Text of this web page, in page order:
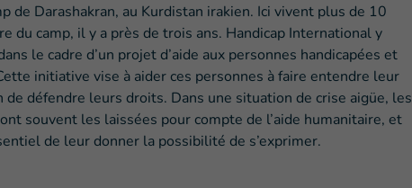
de Darashakran, au Kurdistan irakien. Ici vivent plus de 10
du camp, il y a près de trois ans. Handicap International y
le cadre d’un projet d’aide aux personnes handicapées et
initiative vise à aider ces personnes à faire entendre leur
défendre leurs droits. Dans une situation de crise aigüe, les
souvent les laissées pour compte de l’aide humanitaire, et
de leur donner la possibilité de s’exprimer.